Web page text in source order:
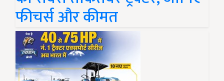
फीचर्स और कीमत